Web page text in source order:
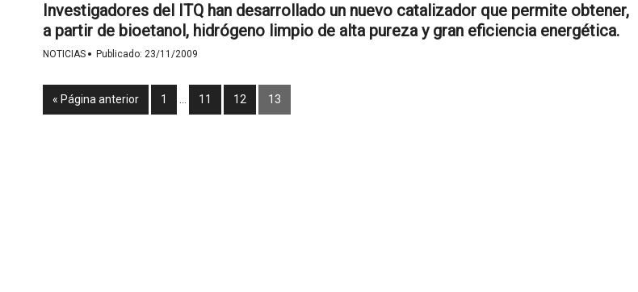
Investigadores del ITQ han desarrollado un nuevo catalizador que permite obtener,
a partir de bioetanol, hidrógeno limpio de alta pureza y gran eficiencia energética.
NOTICIAS · Publicado: 23/11/2009
« Página anterior 1 11 12 13